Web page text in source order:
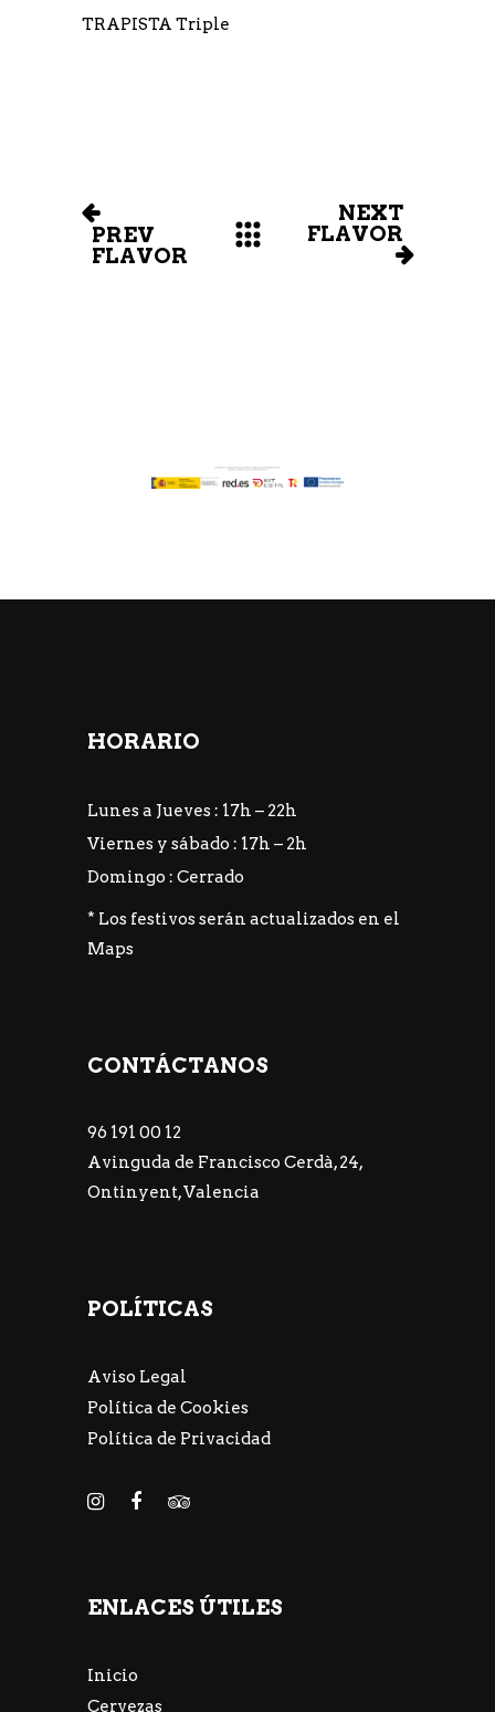
TRAPISTA Triple
PREV
FLAVOR
NEXT
FLAVOR
HORARIO
Lunes a Jueves : 17h – 22h
Viernes y sábado : 17h – 2h
Domingo : Cerrado
* Los festivos serán actualizados en el
Maps
CONTÁCTANOS
96 191 00 12
Avinguda de Francisco Cerdà, 24,
Ontinyent, Valencia
POLÍTICAS
Aviso Legal
Política de Cookies
Política de Privacidad
ENLACES ÚTILES
Inicio
Cervezas